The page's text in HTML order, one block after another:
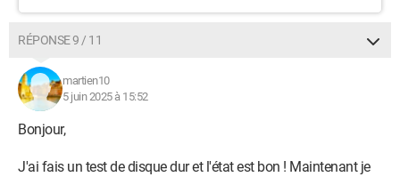
RÉPONSE 9 / 11
martien10
5 juin 2025 à 15:52
Bonjour,
J'ai fais un test de disque dur et l'état est bon ! Maintenant je